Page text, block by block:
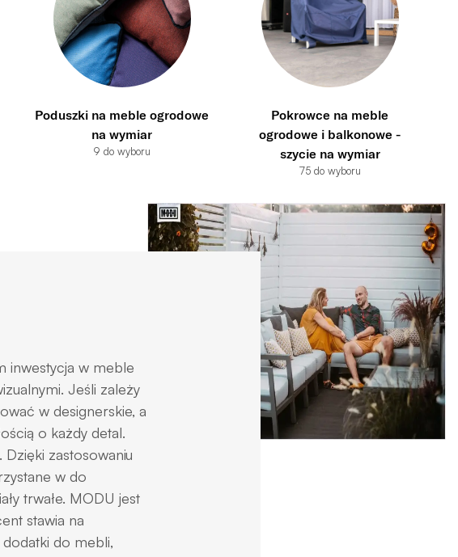
Poduszki na meble ogrodowe
na wymiar
9 do wyboru
Pokrowce na meble
ogrodowe i balkonowe -
szycie na wymiar
75 do wyboru
inwestycja w meble
Jeśli zależy
w designerskie, a
o każdy detal.
zastosowaniu
w do
trwałe. MODU jest
stawia na
do mebli,